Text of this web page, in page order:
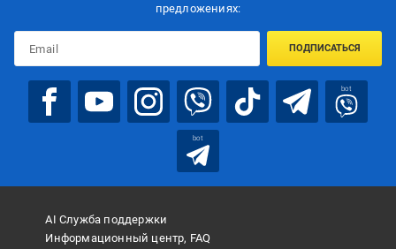
предложениях:
ПОДПИСАТЬСЯ
bot
bot
AI Служба поддержки
Информационный центр, FAQ